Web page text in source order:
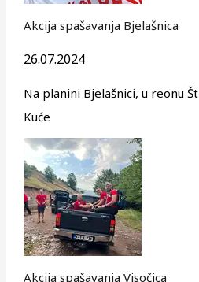
Akcija spašavanja Bjelašnica
26.07.2024
Na planini Bjelašnici, u reonu
Kuće
Akcija spašavanja Visočica